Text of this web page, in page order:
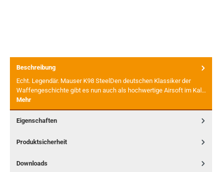
Beschreibung
Echt. Legendär. Mauser K98 SteelDen deutschen Klassiker der
Waffengeschichte gibt es nun auch als hochwertige Airsoft im Kal…
Mehr
Eigenschaften
Produktsicherheit
Downloads